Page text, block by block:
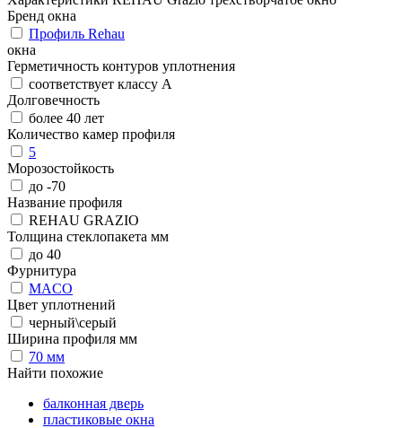
Бренд окна
Профиль Rehau
окна
Герметичность контуров уплотнения
соответствует классу А
Долговечность
более 40 лет
Количество камер профиля
5
Морозостойкость
до -70
Название профиля
REHAU GRAZIO
Толщина стеклопакета мм
до 40
Фурнитура
MACO
Цвет уплотнений
черный\серый
Ширина профиля мм
70 мм
Найти похожие
балконная дверь
пластиковые окна